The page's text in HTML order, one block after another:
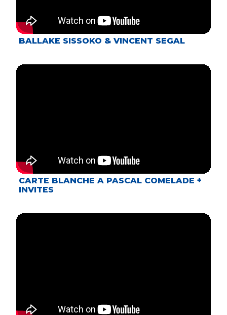
BALLAKE SISSOKO & VINCENT SEGAL
CARTE BLANCHE A PASCAL COMELADE +
INVITES